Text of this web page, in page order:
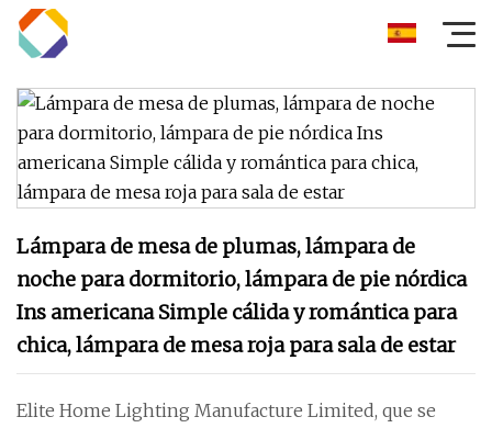
Lámpara de mesa de plumas, lámpara de
noche para dormitorio, lámpara de pie nórdica
Ins americana Simple cálida y romántica para
chica, lámpara de mesa roja para sala de estar
Elite Home Lighting Manufacture Limited, que se